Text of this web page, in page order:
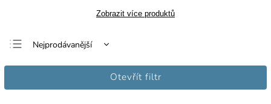
Zobrazit více produktů
Nejprodávanější
Nejlevnější
Otevřít filtr